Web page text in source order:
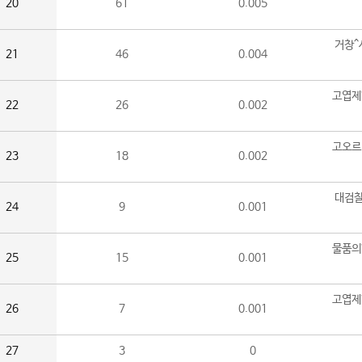
20 61 0.005
21 46 0.004
거창^
22 26 0.002
고엽
23 18 0.002
고오
24 9 0.001
대검
25 15 0.001
물품
26 7 0.001
고엽
27 3 0